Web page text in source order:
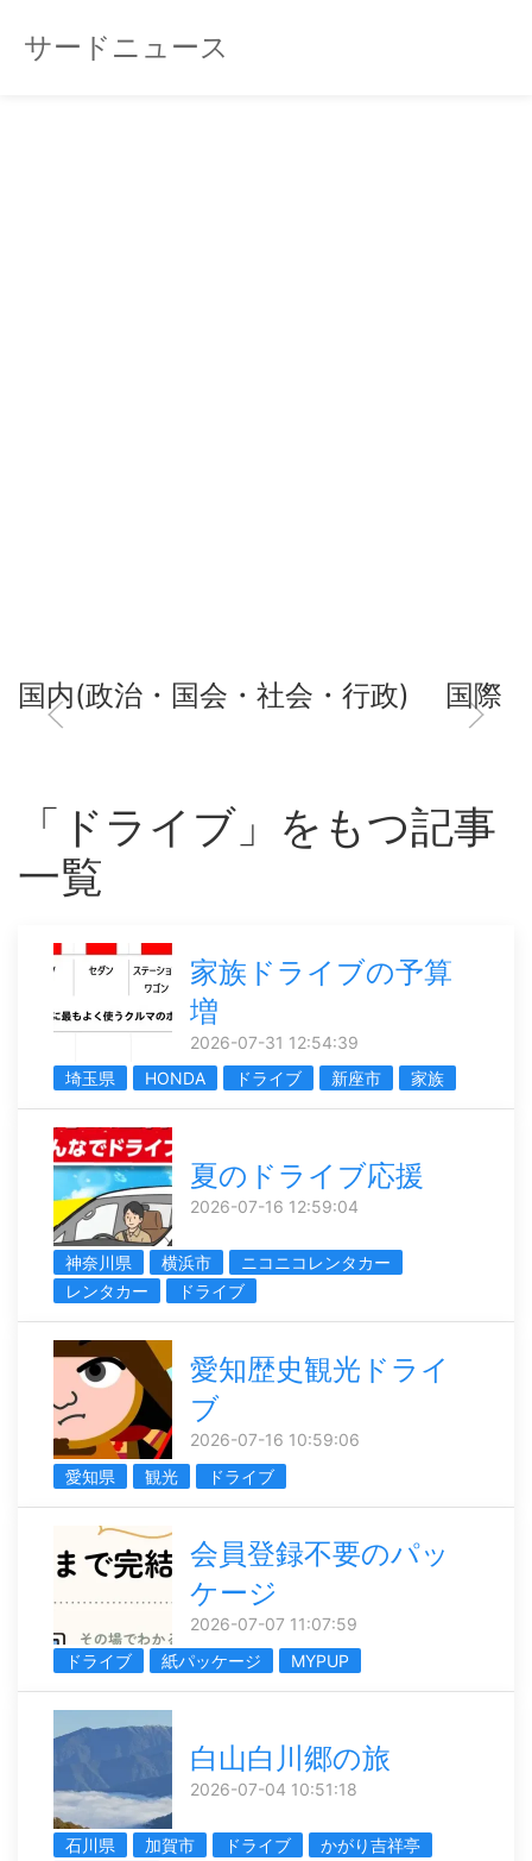
サードニュース
国内(政治・国会・社会・行政) 国際
「ドライブ」をもつ記事
一覧
家族ドライブの予算
増
2026-07-31 12:54:39
埼玉県
HONDA ドライブ 新座市 家族
夏のドライブ応援
2026-07-16 12:59:04
神奈川県 横浜市
ニコニコレンタカー
レンタカー
ドライブ
愛知歴史観光ドライ
ブ
2026-07-16 10:59:06
愛知県
観光 ドライブ
会員登録不要のパッ
ケージ
2026-07-07 11:07:59
ドライブ
紙パッケージ MYPUP
白山白川郷の旅
2026-07-04 10:51:18
石川県 加賀市 ドライブ
かがり吉祥亭